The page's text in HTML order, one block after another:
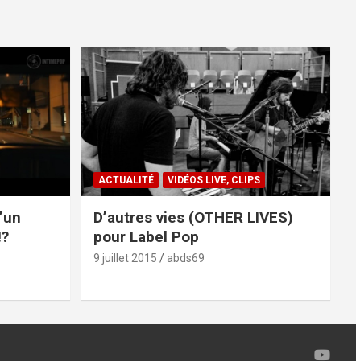
ACTUALITÉ VIDÉOS LIVE, CLIPS
D’autres vies (OTHER LIVES)
pour Label Pop
9 juillet 2015 abds69